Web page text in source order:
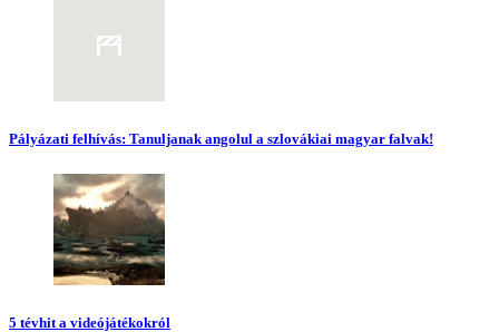
Pályázati felhívás: Tanuljanak angolul a szlovákiai magyar falvak!
5 tévhit a videójátékokról